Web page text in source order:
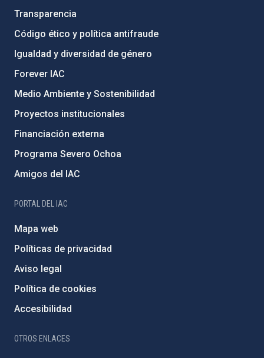
Transparencia
Código ético y política antifraude
Igualdad y diversidad de género
Forever IAC
Medio Ambiente y Sostenibilidad
Proyectos institucionales
Financiación externa
Programa Severo Ochoa
Amigos del IAC
PORTAL DEL IAC
Mapa web
Políticas de privacidad
Aviso legal
Política de cookies
Accesibilidad
OTROS ENLACES